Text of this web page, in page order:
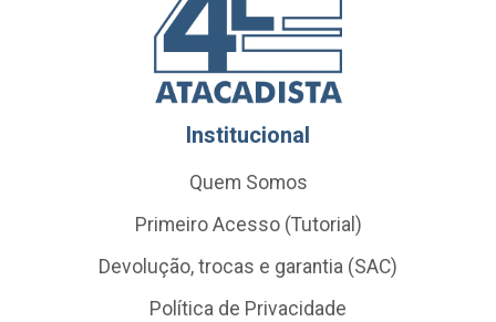
Institucional
Quem Somos
Primeiro Acesso (Tutorial)
Devolução, trocas e garantia (SAC)
Política de Privacidade